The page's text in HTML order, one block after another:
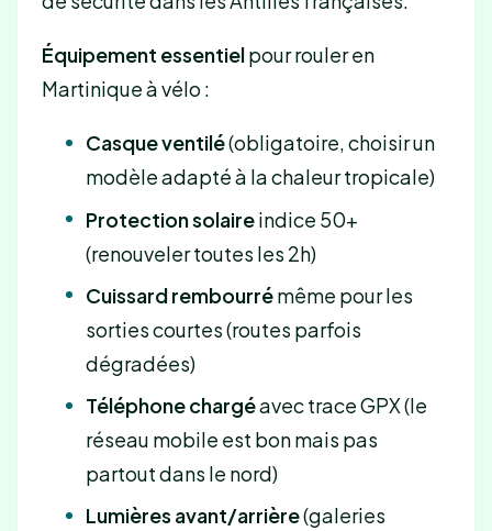
Équipement essentielpour rouler en
Martinique à vélo :
Casque ventilé(obligatoire, choisir un
modèle adapté à la chaleur tropicale)
Protection solaireindice 50+
(renouveler toutes les 2h)
Cuissard rembourrémême pour les
sorties courtes (routes parfois
dégradées)
Téléphone chargéavec trace GPX (le
réseau mobile est bon mais pas
partout dans le nord)
Lumières avant/arrière(galeries